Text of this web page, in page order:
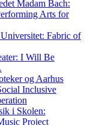
Madam Bach:
Arts for
Fabric of
I Will Be
og Aarhus
Inclusive
i Skolen:
Project